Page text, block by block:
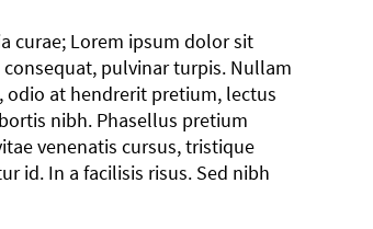
curae; Lorem ipsum dolor sit
pulvinar turpis. Nullam
at hendrerit pretium, lectus
nibh. Phasellus pretium
venenatis cursus, tristique
id. In a facilisis risus. Sed nibh